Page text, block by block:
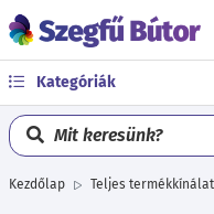
Kategóriák
Mit keresünk?
Kezdőlap Teljes termékkínálat